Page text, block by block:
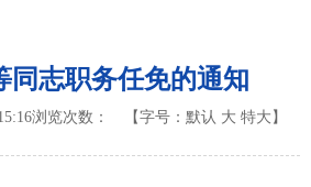
同志职务任免的通知
浏览次数： 【字号： 默认 大 特大 】